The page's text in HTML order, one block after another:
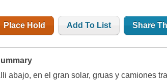
Place Hold Add To List Share
abajo, en el gran solar, gruas y camiones